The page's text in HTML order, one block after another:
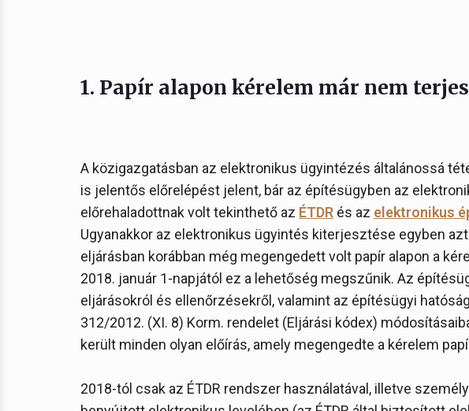
1. Papír alapon kérelem már nem
A közigazgatásban az elektronikus ügyintézés általánossá
is jelentős előrelépést jelent, bár az építésügyben az
előrehaladottnak volt tekinthető az ÉTDR és az elektronikus
Ugyanakkor az elektronikus ügyintés kiterjesztése egyben
eljárásban korábban még megengedett volt papír alapon a
2018. január 1-napjától ez a lehetőség megszűnik. Az
eljárásokról és ellenőrzésekről, valamint az építésügyi
312/2012. (XI. 8) Korm. rendelet (Eljárási kódex)
került minden olyan előírás, amely megengedte a kérelem
2018-tól csak az ÉTDR rendszer használatával, illetve